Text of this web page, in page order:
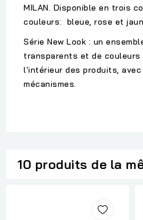
MILAN. Disponible en trois
couleurs: bleue, rose et
Série New Look : un
transparents et de couleurs
l'intérieur des produits,
mécanismes.
10 produits de la